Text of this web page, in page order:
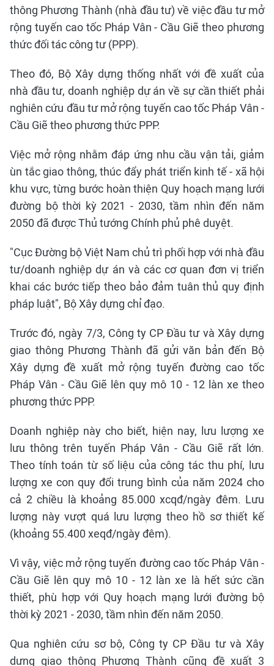
thông Phương Thành (nhà đầu tư) về việc đầu tư mở
rộng tuyến cao tốc Pháp Vân - Cầu Giẽ theo phương
thức đối tác công tư (PPP).
Theo đó, Bộ Xây dựng thống nhất với đề xuất của
nhà đầu tư, doanh nghiệp dự án về sự cần thiết phải
nghiên cứu đầu tư mở rộng tuyến cao tốc Pháp Vân -
Cầu Giẽ theo phương thức PPP.
Việc mở rộng nhằm đáp ứng nhu cầu vận tải, giảm
ùn tắc giao thông, thúc đẩy phát triển kinh tế - xã hội
khu vực, từng bước hoàn thiện Quy hoạch mạng lưới
đường bộ thời kỳ 2021 - 2030, tầm nhìn đến năm
2050 đã được Thủ tướng Chính phủ phê duyệt.
"Cục Đường bộ Việt Nam chủ trì phối hợp với nhà đầu
tư/doanh nghiệp dự án và các cơ quan đơn vị triển
khai các bước tiếp theo bảo đảm tuân thủ quy định
pháp luật", Bộ Xây dựng chỉ đạo.
Trước đó, ngày 7/3, Công ty CP Đầu tư và Xây dựng
giao thông Phương Thành đã gửi văn bản đến Bộ
Xây dựng đề xuất mở rộng tuyến đường cao tốc
Pháp Vân - Cầu Giẽ lên quy mô 10 - 12 làn xe theo
phương thức PPP.
Doanh nghiệp này cho biết, hiện nay, lưu lượng xe
lưu thông trên tuyến Pháp Vân - Cầu Giẽ rất lớn.
Theo tính toán từ số liệu của công tác thu phí, lưu
lượng xe con quy đổi trung bình của năm 2024 cho
cả 2 chiều là khoảng 85.000 xcqđ/ngày đêm. Lưu
lượng này vượt quá lưu lượng theo hồ sơ thiết kế
(khoảng 55.400 xeqđ/ngày đêm).
Vì vậy, việc mở rộng tuyến đường cao tốc Pháp Vân -
Cầu Giẽ lên quy mô 10 - 12 làn xe là hết sức cần
thiết, phù hợp với Quy hoạch mạng lưới đường bộ
thời kỳ 2021 - 2030, tầm nhìn đến năm 2050.
Qua nghiên cứu sơ bộ, Công ty CP Đầu tư và Xây
dựng giao thông Phương Thành cũng đề xuất 3